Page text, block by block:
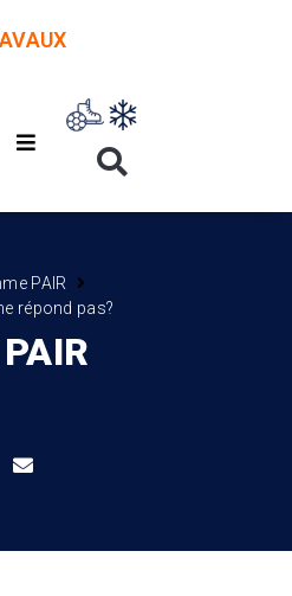
PAIR
répond pas?